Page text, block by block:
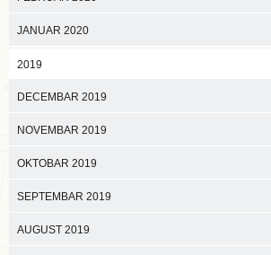
JANUAR 2020
2019
DECEMBAR 2019
NOVEMBAR 2019
OKTOBAR 2019
SEPTEMBAR 2019
AUGUST 2019